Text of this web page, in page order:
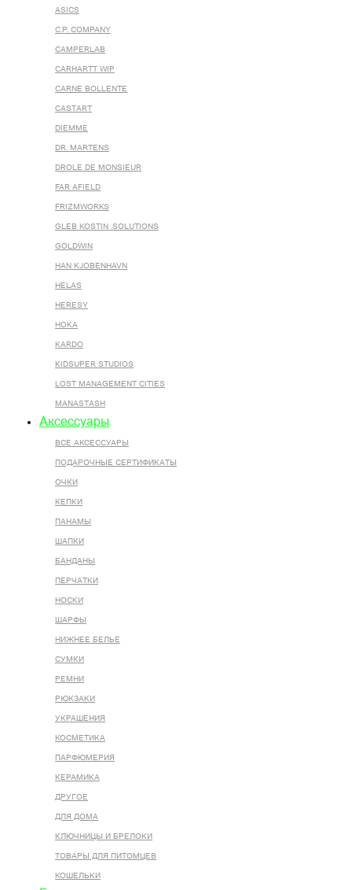
ASICS
C.P. COMPANY
CAMPERLAB
CARHARTT WIP
CARNE BOLLENTE
CASTART
DIEMME
DR. MARTENS
DROLE DE MONSIEUR
FAR AFIELD
FRIZMWORKS
GLEB KOSTIN .SOLUTIONS
GOLDWIN
HAN KJOBENHAVN
HELAS
HERESY
HOKA
KARDO
KIDSUPER STUDIOS
LOST MANAGEMENT CITIES
MANASTASH
Аксессуары
ВСЕ AКСЕССУАРЫ
ПОДАРОЧНЫЕ СЕРТИФИКАТЫ
ОЧКИ
КЕПКИ
ПАНАМЫ
ШАПКИ
БАНДАНЫ
ПЕРЧАТКИ
НОСКИ
ШАРФЫ
НИЖНЕЕ БЕЛЬЕ
СУМКИ
РЕМНИ
РЮКЗАКИ
УКРАШЕНИЯ
КОСМЕТИКА
ПАРФЮМЕРИЯ
КЕРАМИКА
ДРУГОЕ
ДЛЯ ДОМА
КЛЮЧНИЦЫ И БРЕЛОКИ
ТОВАРЫ ДЛЯ ПИТОМЦЕВ
КОШЕЛЬКИ